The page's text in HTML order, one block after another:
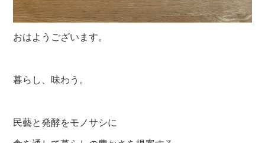
おはようございます。
暮らし、味わう。
民藝と発酵をモノサシに